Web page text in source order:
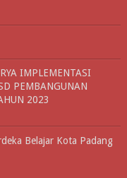
IMPLEMENTASI
PEMBANGUNAN
2023
Belajar Kota Padang